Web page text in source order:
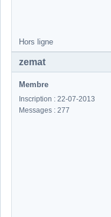
Hors ligne
zemat
Membre
Inscription : 22-07-2013
Messages : 277